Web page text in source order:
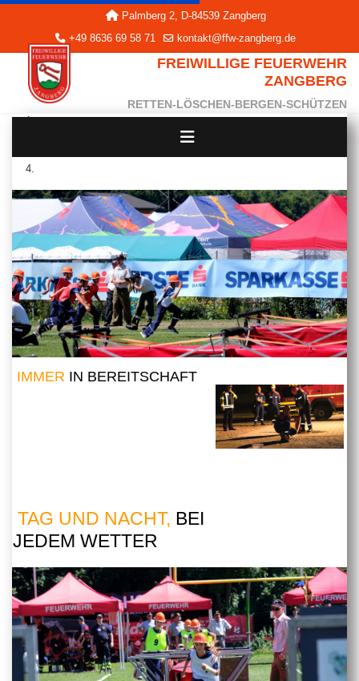
Palmberg 2, D-84539 Zangberg
+49 8636 69 58 71
kontakt@ffw-zangberg.de
FREIWILLIGE FEUERWEHR
ZANGBERG
RETTEN-LÖSCHEN-BERGEN-SCHÜTZEN
IMMER IN BEREITSCHAFT
TAG UND NACHT, BEI
JEDEM WETTER